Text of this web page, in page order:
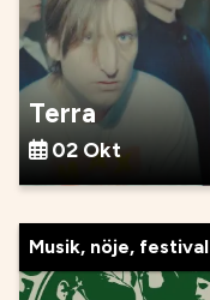
Terra
02 Okt
Musik, nöje, festival